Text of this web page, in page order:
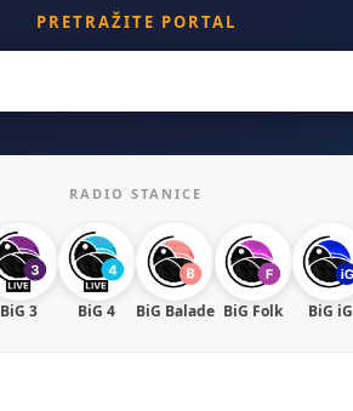
PRETRAŽITE PORTAL
RADIO STANICE
BiG 3 BiG 4 BiG Balade BiG Folk BiG iG